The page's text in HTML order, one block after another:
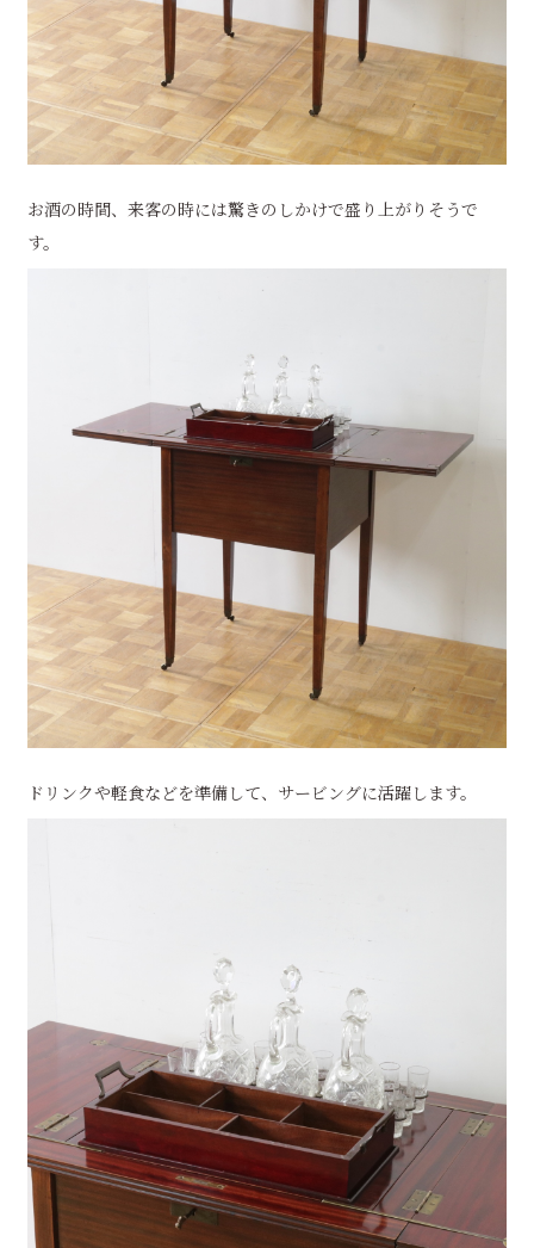
お酒の時間、来客の時には驚きのしかけで盛り上がりそうで
す。
ドリンクや軽食などを準備して、サービングに活躍します。